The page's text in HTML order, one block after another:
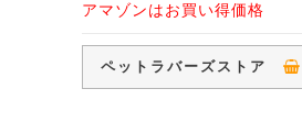
アマゾンはお買い得価格
ペットラバーズストア